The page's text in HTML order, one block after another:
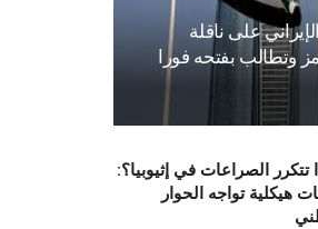
على ناقلة
بفتحه فورا
تتكرر الصراعات في إثيوبيا؟:
هيكلية تواجه الحوار